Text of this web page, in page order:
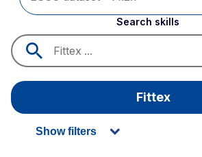
Search skills
Fittex
Show filters